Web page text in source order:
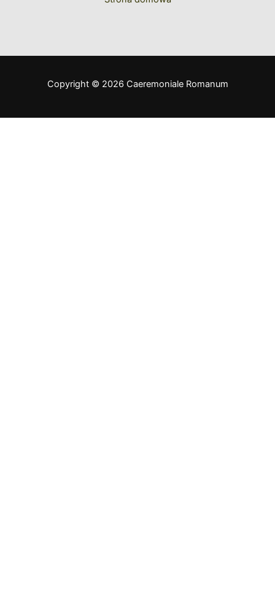
Copyright © 2026 Caeremoniale Romanum